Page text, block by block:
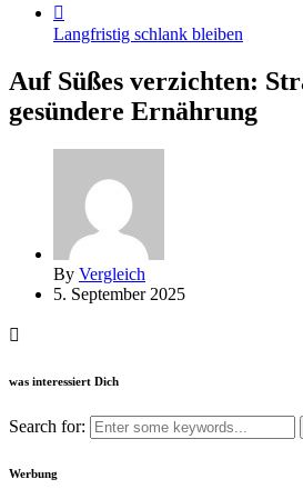
Langfristig schlank bleiben
Auf Süßes verzichten:
gesündere Ernährung
By Vergleich
5. September 2025
was interessiert Dich
Search for:
Werbung